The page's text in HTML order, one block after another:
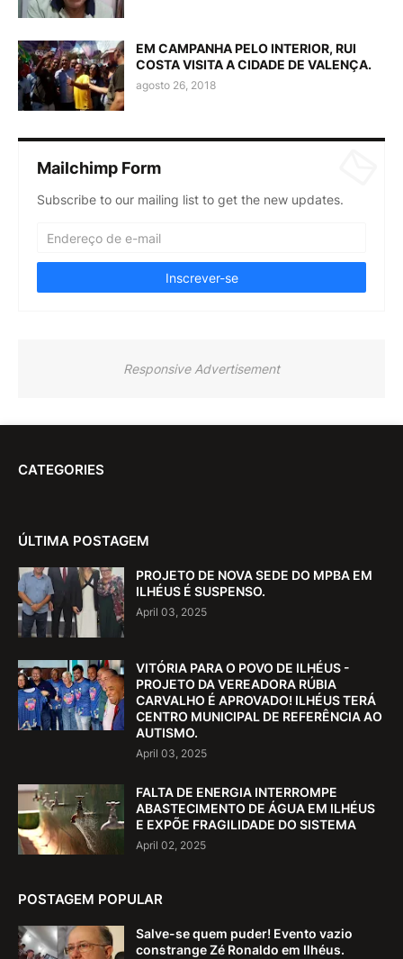
EM CAMPANHA PELO INTERIOR, RUI
COSTA VISITA A CIDADE DE VALENÇA.
agosto 26, 2018
Mailchimp Form
Subscribe to our mailing list to get the new updates.
Responsive Advertisement
CATEGORIES
ÚLTIMA POSTAGEM
PROJETO DE NOVA SEDE DO MPBA EM
ILHÉUS É SUSPENSO.
April 03, 2025
VITÓRIA PARA O POVO DE ILHÉUS -
PROJETO DA VEREADORA RÚBIA
CARVALHO É APROVADO! ILHÉUS TERÁ
CENTRO MUNICIPAL DE REFERÊNCIA AO
AUTISMO.
April 03, 2025
FALTA DE ENERGIA INTERROMPE
ABASTECIMENTO DE ÁGUA EM ILHÉUS
E EXPÕE FRAGILIDADE DO SISTEMA
April 02, 2025
POSTAGEM POPULAR
Salve-se quem puder! Evento vazio
constrange Zé Ronaldo em Ilhéus.